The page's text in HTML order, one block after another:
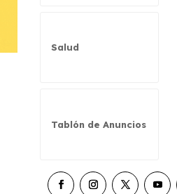
Salud
Tablón de Anuncios